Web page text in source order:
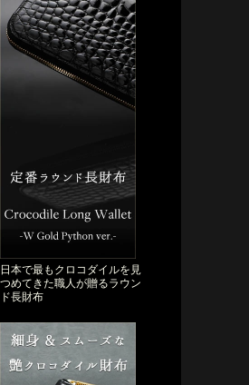
日本で最もクロコダイルを見
つめてきた職人が贈るラウン
ド長財布